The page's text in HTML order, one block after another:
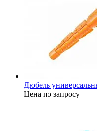
Дюбель
Цена по запросу